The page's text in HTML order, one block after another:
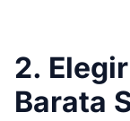
2.
Barata